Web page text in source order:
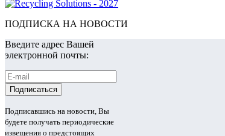
ПОДПИСКА НА НОВОСТИ
Введите адрес Вашей
электронной почты:
Подписавшись на новости, Вы
будете получать периодические
извещения о предстоящих